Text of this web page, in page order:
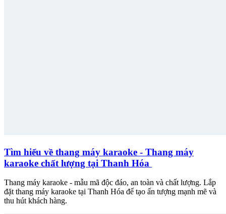
Tìm hiểu về thang máy karaoke - Thang máy
karaoke chất lượng tại Thanh Hóa
Thang máy karaoke - mẫu mã độc đáo, an toàn và chất lượng. Lắp
đặt thang máy karaoke tại Thanh Hóa để tạo ấn tượng mạnh mẽ và
thu hút khách hàng.